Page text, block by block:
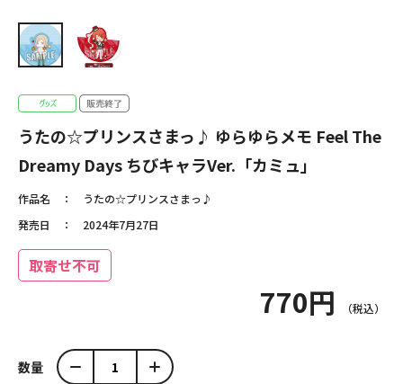
うたの☆プリンスさまっ♪ ゆらゆらメモ Feel The
Dreamy Days ちびキャラVer.「カミュ」
作品名
うたの☆プリンスさまっ♪
発売日
2024年7月27日
取寄せ不可
770円
数量